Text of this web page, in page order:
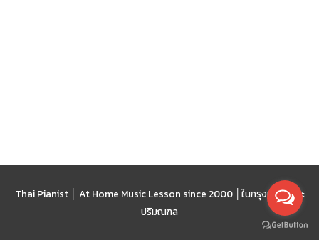
Thai Pianist │ At Home Music Lesson since 2000 │ ในกรุงเทพฯ และ
ปริมณฑล